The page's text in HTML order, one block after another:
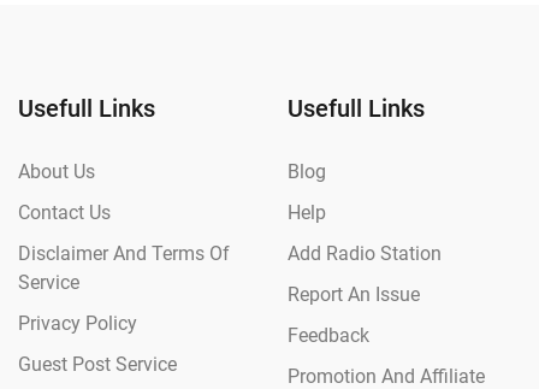
Usefull Links
About Us
Contact Us
Disclaimer And Terms Of
Service
Privacy Policy
Guest Post Service
Usefull Links
Blog
Help
Add Radio Station
Report An Issue
Feedback
Promotion And Affiliate